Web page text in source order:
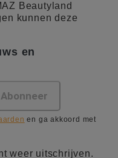
Beautyland
kunnen deze
en
en ga akkoord met
weer uitschrijven.